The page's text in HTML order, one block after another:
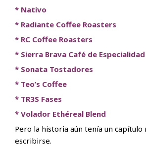
* Nativo
* Radiante Coffee Roasters
* RC Coffee Roasters
* Sierra Brava Café de Especialidad
* Sonata Tostadores
* Teo’s Coffee
* TR3S Fases
* Volador Ethéreal Blend
Pero la historia aún tenía un capítulo
escribirse.